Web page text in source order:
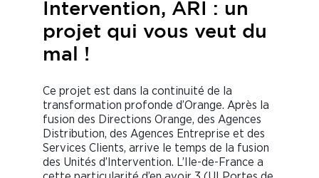
Intervention, ARI : un
projet qui vous veut du
mal !
Ce projet est dans la continuité de la
transformation profonde d’Orange. Après la
fusion des Directions Orange, des Agences
Distribution, des Agences Entreprise et des
Services Clients, arrive le temps de la fusion
des Unités d’Intervention. L’Ile-de-France a